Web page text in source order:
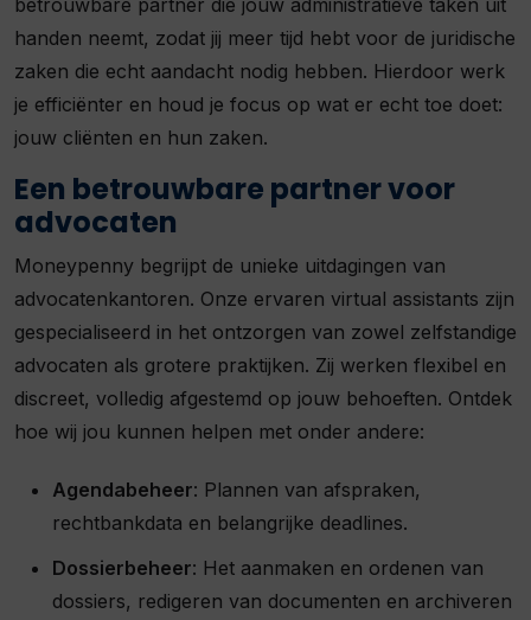
handen neemt, zodat jij meer tijd hebt voor de juridische
zaken die echt aandacht nodig hebben. Hierdoor werk
je efficiënter en houd je focus op wat er echt toe doet:
jouw cliënten en hun zaken.
Een betrouwbare partner voor
advocaten
Moneypenny begrijpt de unieke uitdagingen van
advocatenkantoren. Onze ervaren virtual assistants zijn
gespecialiseerd in het ontzorgen van zowel zelfstandige
advocaten als grotere praktijken. Zij werken flexibel en
discreet, volledig afgestemd op jouw behoeften. Ontdek
hoe wij jou kunnen helpen met onder andere:
Agendabeheer: Plannen van afspraken,
rechtbankdata en belangrijke deadlines.
Dossierbeheer: Het aanmaken en ordenen van
dossiers, redigeren van documenten en archiveren